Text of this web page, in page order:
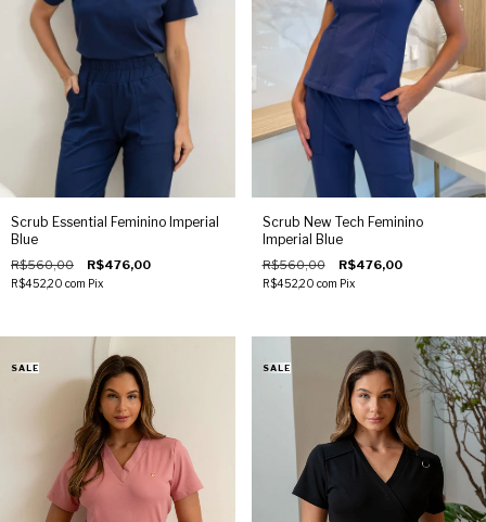
tamanho maior se estiver entre dois. Nosso site possui um provador
virtual para também auxiliar na escolha. Os scrubs JalecoChic desbotam
ou encolhem com lavagens? Não. Os scrubs femininos JalecoChic
utilizam fibras de alta qualidade, resistentes a lavagens constantes. A
cor, o caimento e o toque permanecem preservados, mantendo a peça
com aparência de nova mesmo após uso intenso. Qual é a diferença
entre scrub feminino e jaleco tradicional? O scrub feminino oferece
conjunto leve, tecnológico, confortável e de fácil lavagem para a rotina
clínica. Diferente dos jalecos em alfaiataria, que são rígidos, formais e
ambiente hospitalar? Scrubs femininos garantem conforto, frescor e
anatômica que valoriza a silhueta, unem praticidade, higiene e elegância
materiais e modelagem. Marcas reconhecidas como JalecoChic
oferecem tecidos tecnológicos, alta durabilidade, variedade e troca
facilitada. Como cuidar do scrub feminino para aumentar sua
durabilidade? Lave à mão ou em ciclo delicado com água fria e sabão
neutro. Evite alvejantes, seque à sombra e passe em temperatura média
para preservar seu scrub. Sofisticação e tecnologia: renove seu scrub
feminino Encontre o scrub feminino que traduz seu estilo, realçando sua
presença profissional com elegância, conforto absoluto e tecnologia
têxtil de ponta. Explore também nossa inovadora linha New Tech e
Scrub Essential Feminino Imperial
Blue
R$560,00 R$476,00
R$452,20 com Pix
Scrub New Tech Feminino
Imperial Blue
R$560,00 R$476,00
R$452,20 com Pix